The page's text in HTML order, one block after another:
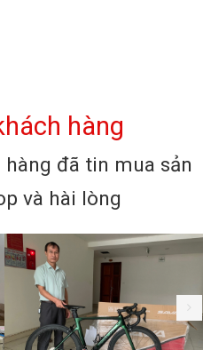
hàng
đã tin mua sản
và hài lòng